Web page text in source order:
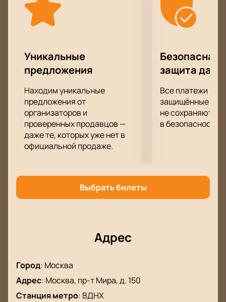
Уникальные
предложения
Находим уникальные
предложения от
организаторов и
проверенных продавцов —
даже те, которых уже нет в
официальной продаже.
Безопасная
защита
Все платежи
защищённые
не сохраняются
в безопасности.
Выбрать билеты
Адрес
Город: Москва
Адрес: Москва, пр-т Мира, д. 150
Станция метро: ВДНХ